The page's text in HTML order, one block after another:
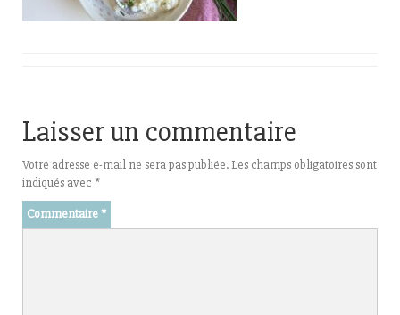
Laisser un commentaire
Votre adresse e-mail ne sera pas publiée. Les champs obligatoires sont
indiqués avec *
Commentaire *